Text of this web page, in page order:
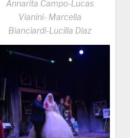
Annarita Campo-Lucas
Vianini- Marcella
Bianciardi-Lucilla Diaz